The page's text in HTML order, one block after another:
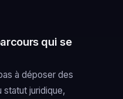
qui se
à déposer des
juridique,